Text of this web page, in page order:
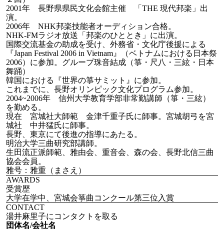
2001年 長野県県民文化会館主催 「THE 現代邦楽」出
演。
2006年 NHK邦楽技能者オーディション合格。
NHK-FMラジオ放送「邦楽のひととき」に出演。
国際交流基金の助成を受け、外務省・文化庁後援による
『Japan Festival 2006 in Vietnam』（ベトナムにおける日本祭
2006）に参加。グループ珠音結成（箏・尺八・三絃・日本
舞踊）
韓国における『世界の箏サミット』に参加。
これまでに、長野オリンピック文化プログラム参加。
2004~2006年 信州大学教育学部非常勤講師（箏・三絃）
を勤める。
現在 宮城社大師範 金津千重子氏に師事。宮城胡弓を宮
城社 中井猛氏に師事。
長野、東京にて後進の指導にあたる。
明治大学三曲研究部講師。
生田流正派師範、雅由会、重音会、森の会、長野北信三曲
協会会員。
雅号：雅重（まさえ）
AWARDS
受賞歴
大学在学中、宮城会箏曲コンクール第三位入賞
CONTACT
湯井麻里子にコンタクトを取る
団体名/会社名